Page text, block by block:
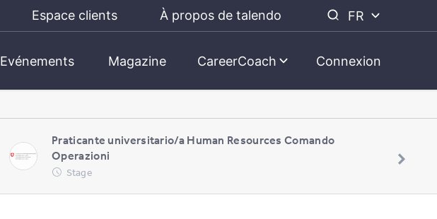
Espace clients À propos de talendo FR
Evénements Magazine CareerCoach Connexion
Praticante universitario/a Human Resources Comando
Operazioni
Stage